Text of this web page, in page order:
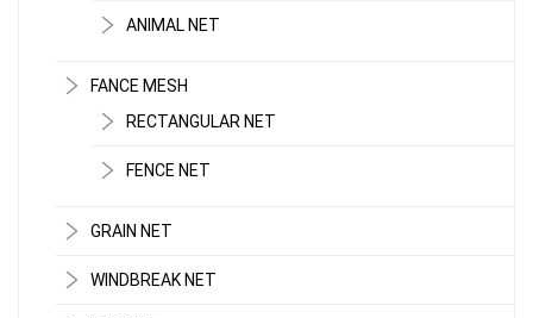
ANIMAL NET
FANCE MESH
RECTANGULAR NET
FENCE NET
GRAIN NET
WINDBREAK NET